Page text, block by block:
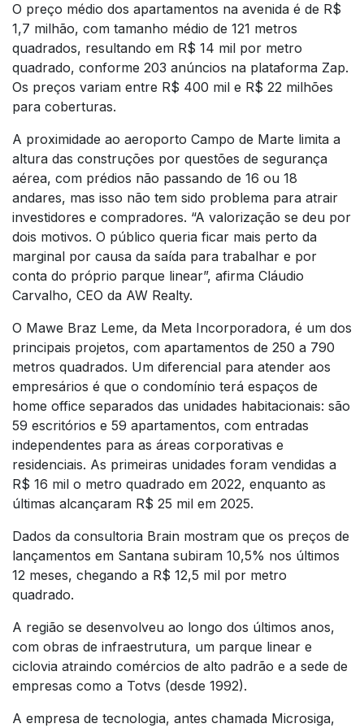
O preço médio dos apartamentos na avenida é de R$
1,7 milhão, com tamanho médio de 121 metros
quadrados, resultando em R$ 14 mil por metro
quadrado, conforme 203 anúncios na plataforma Zap.
Os preços variam entre R$ 400 mil e R$ 22 milhões
para coberturas.
A proximidade ao aeroporto Campo de Marte limita a
altura das construções por questões de segurança
aérea, com prédios não passando de 16 ou 18
andares, mas isso não tem sido problema para atrair
investidores e compradores. “A valorização se deu por
dois motivos. O público queria ficar mais perto da
marginal por causa da saída para trabalhar e por
conta do próprio parque linear”, afirma Cláudio
Carvalho, CEO da AW Realty.
O Mawe Braz Leme, da Meta Incorporadora, é um dos
principais projetos, com apartamentos de 250 a 790
metros quadrados. Um diferencial para atender aos
empresários é que o condomínio terá espaços de
home office separados das unidades habitacionais: são
59 escritórios e 59 apartamentos, com entradas
independentes para as áreas corporativas e
residenciais. As primeiras unidades foram vendidas a
R$ 16 mil o metro quadrado em 2022, enquanto as
últimas alcançaram R$ 25 mil em 2025.
Dados da consultoria Brain mostram que os preços de
lançamentos em Santana subiram 10,5% nos últimos
12 meses, chegando a R$ 12,5 mil por metro
quadrado.
A região se desenvolveu ao longo dos últimos anos,
com obras de infraestrutura, um parque linear e
ciclovia atraindo comércios de alto padrão e a sede de
empresas como a Totvs (desde 1992).
A empresa de tecnologia, antes chamada Microsiga,